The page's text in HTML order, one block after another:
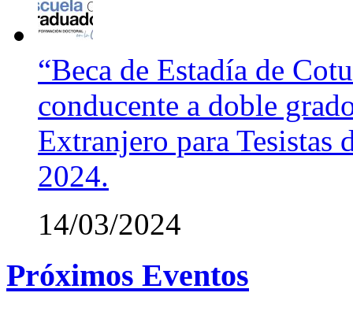
“Beca de Estadía de
conducente a doble
Extranjero para Tesistas
2024.
14/03/2024
Próximos Eventos